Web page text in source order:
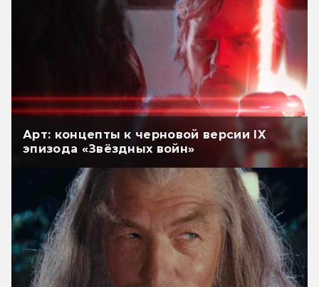
Арт: концепты к черновой версии IX
эпизода «Звёздных войн»